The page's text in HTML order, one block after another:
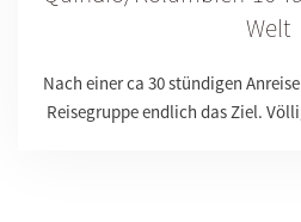
Welt
Nach einer ca 30 stündigen
Reisegruppe endlich das Ziel.